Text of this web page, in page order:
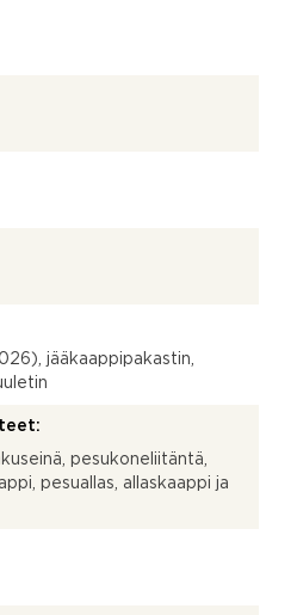
jääkaappipakastin,
pesukoneliitäntä,
pesuallas, allaskaappi ja